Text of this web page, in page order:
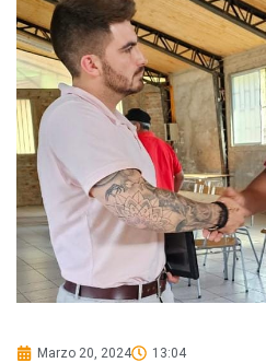
Marzo 20, 2024 13:04